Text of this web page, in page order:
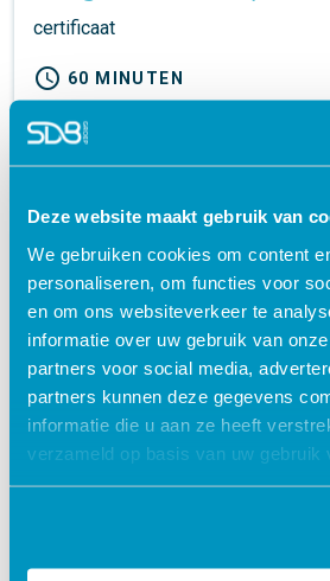
Deze website maakt gebruik van
We gebruiken cookies om content
personaliseren, om functies voor
en om ons websiteverkeer te
informatie over uw gebruik van
partners voor social media,
partners kunnen deze gegevens
informatie die u aan ze heeft
verzameld op basis van uw gebruik
certificaat
schedule 60 MINUTEN
€ 27,50
ZorgSprint 9 september